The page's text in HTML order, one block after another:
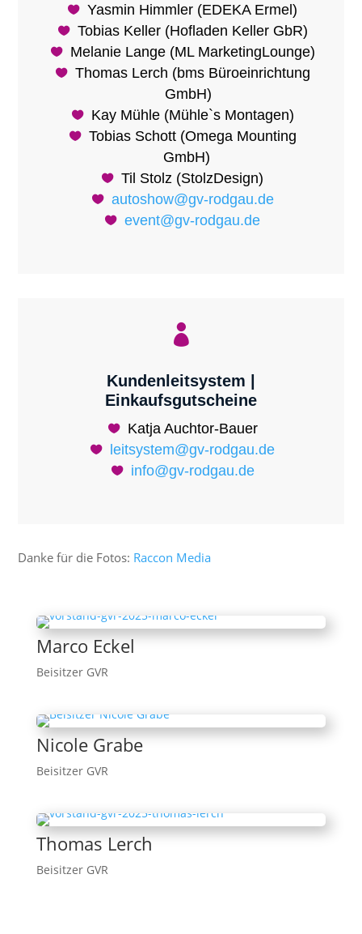
Yasmin Himmler (EDEKA Ermel)
Tobias Keller (Hofladen Keller GbR)
Melanie Lange (ML MarketingLounge)
Thomas Lerch (bms Büroeinrichtung
GmbH)
Kay Mühle (Mühle`s Montagen)
Tobias Schott (Omega Mounting
GmbH)
Til Stolz (StolzDesign)
autoshow@gv-rodgau.de
event@gv-rodgau.de

Kundenleitsystem |
Einkaufsgutscheine
Katja Auchtor-Bauer
leitsystem@gv-rodgau.de
info@gv-rodgau.de
Danke für die Fotos: Raccon Media
Marco Eckel
Beisitzer GVR
Nicole Grabe
Beisitzer GVR
Thomas Lerch
Beisitzer GVR